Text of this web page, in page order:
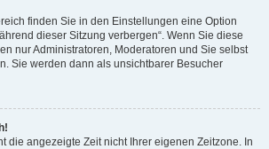
finden Sie in den Einstellungen eine Option
dieser Sitzung verbergen“. Wenn Sie diese
nur Administratoren, Moderatoren und Sie selbst
Sie werden dann als unsichtbarer Besucher
die angezeigte Zeit nicht Ihrer eigenen Zeitzone. In